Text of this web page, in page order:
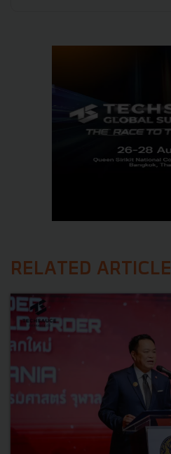
RELATED ARTICLE